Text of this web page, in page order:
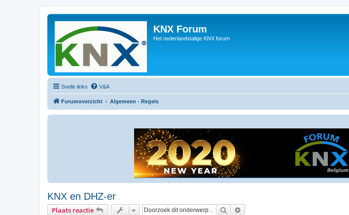
KNX Forum
Het nederlandstalige KNX forum
Snelle links V&A
Forumoverzicht Algemeen - Regels
KNX en DHZ-er
Plaats reactie Zoek